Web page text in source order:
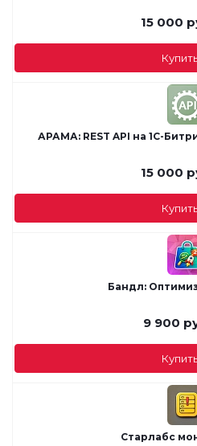
15 000
АРАМА: REST API на 1С-
15 000
Бандл:
9 900
Старлабс